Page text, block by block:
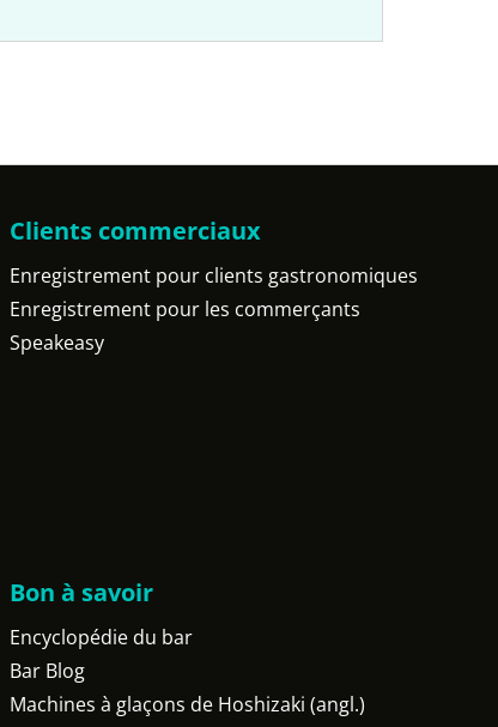
Clients commerciaux
Enregistrement pour clients gastronomiques
Enregistrement pour les commerçants
Speakeasy
Bon à savoir
Encyclopédie du bar
Bar Blog
Machines à glaçons de Hoshizaki (angl.)